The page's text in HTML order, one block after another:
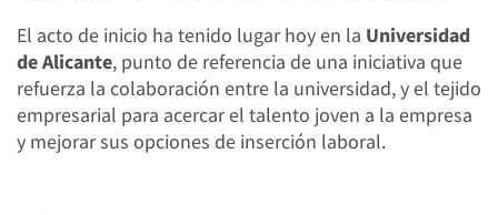
El acto de inicio ha tenido lugar hoy en la Universidad
de Alicante, punto de referencia de una iniciativa que
refuerza la colaboración entre la universidad, y el tejido
empresarial para acercar el talento joven a la empresa
y mejorar sus opciones de inserción laboral.